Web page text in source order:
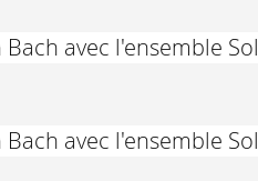
avec l'ensemble
avec l'ensemble